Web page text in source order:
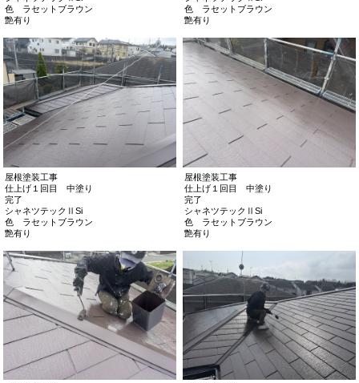
色 ラセットブラウン
艶有り
色 ラセットブラウン
艶有り
屋根塗装工事
仕上げ１回目 中塗り
完了
シャネツテックⅡSi
色 ラセットブラウン
艶有り
屋根塗装工事
仕上げ１回目 中塗り
完了
シャネツテックⅡSi
色 ラセットブラウン
艶有り